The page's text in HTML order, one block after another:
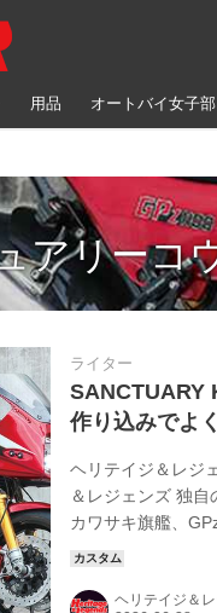
用品 オートバイ女子部
アリーコ
ライター
SANCTUARY
作り込みでよ
ヘリテイジ＆レジ
＆レジェンズ 独
カワサキ旗艦、
ウル追加などを行
が独自の理論を駆
ヘリテイジ＆